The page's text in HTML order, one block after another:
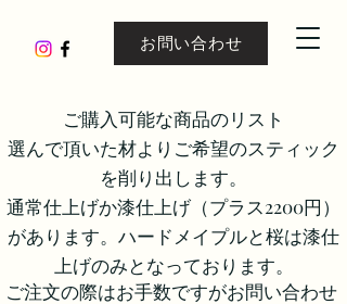
お問い合わせ
ご購入可能な商品のリスト
​選んで頂いた材よりご希望のスティック
を削り出します。
通常仕上げか漆仕上げ（プラス2200円）
があります。ハードメイプルと桜は漆仕
上げのみとなっております。
ご注文の際はお手数ですがお問い合わせ